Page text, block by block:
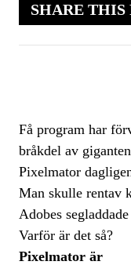
SHARE THIS
Få program har
bråkdel av
Pixelmator
Man skulle rentav
Adobes
Varför är det så?
Pixelmator är